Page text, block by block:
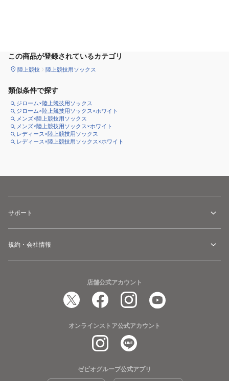
この商品が登録されているカテゴリ
陸上競技 陸上競技用ソックス
類似条件で探す
ジローム×陸上競技用ソックス
ジローム×陸上競技用ソックス×ホワイト
メンズ×陸上競技用ソックス
メンズ×陸上競技用ソックス×ホワイト
レディース×陸上競技用ソックス
レディース×陸上競技用ソックス×ホワイト
サポート
規約・会社情報
店舗公式アカウント
オンラインストア公式アカウント
ゼビオグループ公式アプリ